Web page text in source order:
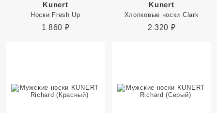
Kunert
Носки Fresh Up
1 860 ₽
Kunert
Хлопковые носки Clark
2 320 ₽